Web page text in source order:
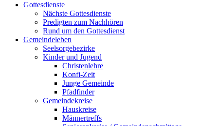
Gottesdienste
Nächste Gottesdienste
Predigten zum Nachhören
Rund um den Gottesdienst
Gemeindeleben
Seelsorgebezirke
Kinder und Jugend
Christenlehre
Konfi-Zeit
Junge Gemeinde
Pfadfinder
Gemeindekreise
Hauskreise
Männertreffs